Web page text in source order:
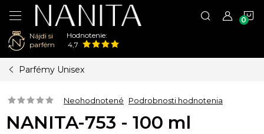
Nájdi si
parfém
Hodnotenie:
4,7
Parfémy Unisex
Neohodnotené Podrobnosti hodnotenia
NANITA-753 - 100 ml